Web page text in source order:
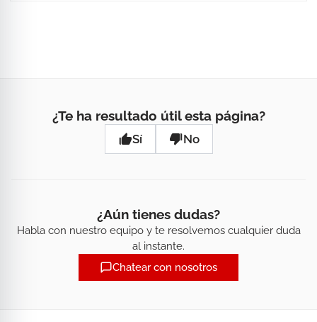
¿Te ha resultado útil esta página?
Sí No
¿Aún tienes dudas?
Habla con nuestro equipo y te resolvemos cualquier duda
al instante.
Chatear con nosotros